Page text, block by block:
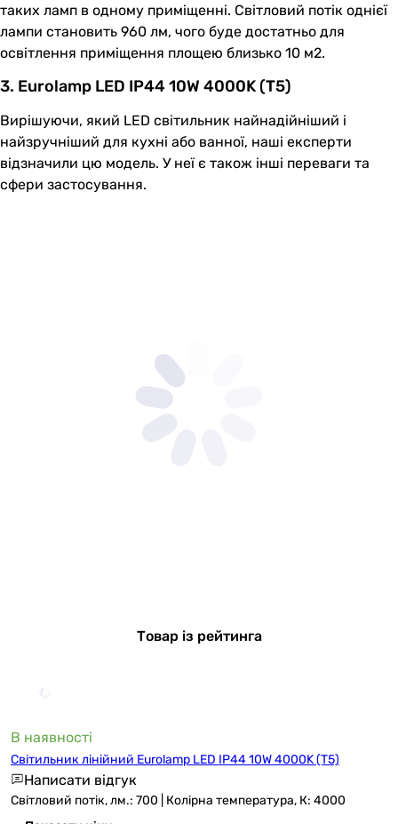
таких ламп в одному приміщенні. Світловий потік однієї
лампи становить 960 лм, чого буде достатньо для
освітлення приміщення площею близько 10 м2.
3. Eurolamp LED IP44 10W 4000K (T5)
Вирішуючи, який LED світильник найнадійніший і
найзручніший для кухні або ванної, наші експерти
відзначили цю модель. У неї є також інші переваги та
сфери застосування.
Товар із рейтинга
В наявності
Світильник лінійний Eurolamp LED IP44 10W 4000K (T5)
Написати відгук
Світловий потік, лм.: 700 | Колірна температура, К: 4000